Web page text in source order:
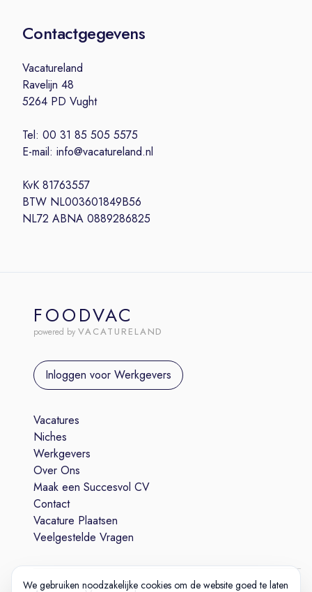
Contactgegevens
Vacatureland
Ravelijn 48
5264 PD Vught
Tel: 00 31 85 505 5575
E-mail: info@vacatureland.nl
KvK 81763557
BTW NL003601849B56
NL72 ABNA 0889286825
FOODVAC
powered by VACATURELAND
Inloggen voor Werkgevers
Vacatures
Niches
Werkgevers
Over Ons
Maak een Succesvol CV
Contact
Vacature Plaatsen
Veelgestelde Vragen
We gebruiken noodzakelijke cookies om de website goed te laten